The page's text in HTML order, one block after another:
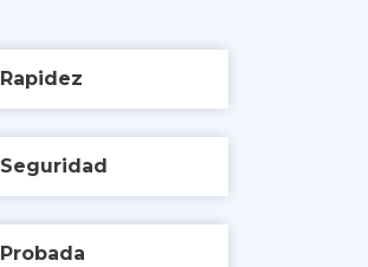
Rapidez
Seguridad
Probada